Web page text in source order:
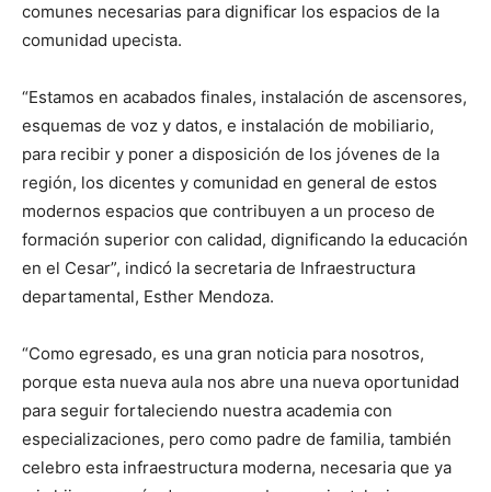
comunes necesarias para dignificar los espacios de la
comunidad upecista.
“Estamos en acabados finales, instalación de ascensores,
esquemas de voz y datos, e instalación de mobiliario,
para recibir y poner a disposición de los jóvenes de la
región, los dicentes y comunidad en general de estos
modernos espacios que contribuyen a un proceso de
formación superior con calidad, dignificando la educación
en el Cesar”, indicó la secretaria de Infraestructura
departamental, Esther Mendoza.
“Como egresado, es una gran noticia para nosotros,
porque esta nueva aula nos abre una nueva oportunidad
para seguir fortaleciendo nuestra academia con
especializaciones, pero como padre de familia, también
celebro esta infraestructura moderna, necesaria que ya